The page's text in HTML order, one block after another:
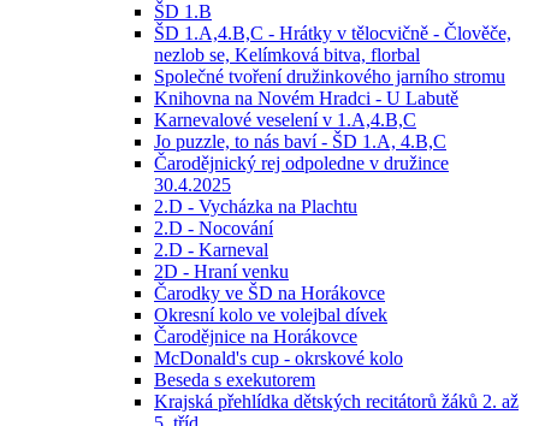
ŠD 1.B
ŠD 1.A,4.B,C - Hrátky v tělocvičně - Člověče,
nezlob se, Kelímková bitva, florbal
Společné tvoření družinkového jarního stromu
Knihovna na Novém Hradci - U Labutě
Karnevalové veselení v 1.A,4.B,C
Jo puzzle, to nás baví - ŠD 1.A, 4.B,C
Čarodějnický rej odpoledne v družince
30.4.2025
2.D - Vycházka na Plachtu
2.D - Nocování
2.D - Karneval
2D - Hraní venku
Čarodky ve ŠD na Horákovce
Okresní kolo ve volejbal dívek
Čarodějnice na Horákovce
McDonald's cup - okrskové kolo
Beseda s exekutorem
Krajská přehlídka dětských recitátorů žáků 2. až